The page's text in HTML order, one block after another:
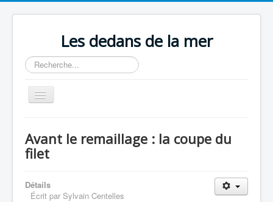
Les dedans de la mer
Rechercher
Basculer
la
Publications
Revue de presse
Avant le remaillage : la coupe du
filet
Détails
Écrit par Sylvain Centelles